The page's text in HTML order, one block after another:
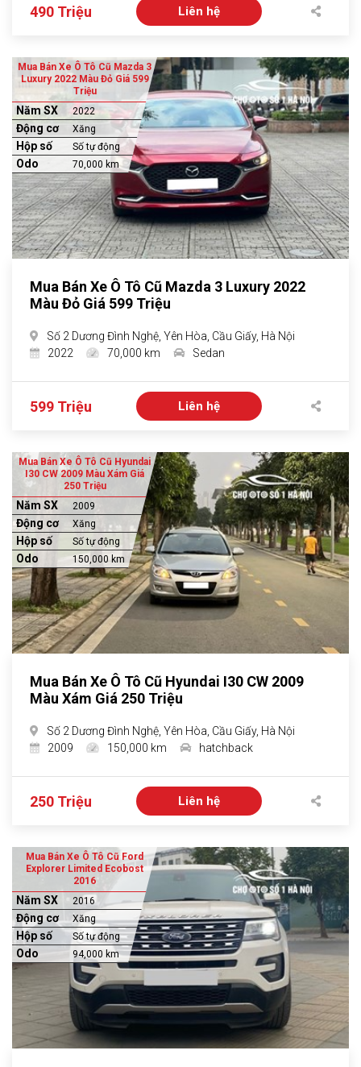
490 Triệu Liên hệ
Mua Bán Xe Ô Tô Cũ Mazda 3
Luxury 2022 Màu Đỏ Giá 599
Triệu
Năm SX 2022
Động cơ Xăng
Hộp số Số tự động
Odo 70,000 km
Mua Bán Xe Ô Tô Cũ Mazda 3 Luxury 2022
Màu Đỏ Giá 599 Triệu
Số 2 Dương Đình Nghệ, Yên Hòa, Cầu Giấy, Hà Nội
2022
70,000 km Sedan
599 Triệu Liên hệ
Mua Bán Xe Ô Tô Cũ Hyundai
I30 CW 2009 Màu Xám Giá
250 Triệu
Năm SX 2009
Động cơ Xăng
Hộp số Số tự động
Odo 150,000 km
Mua Bán Xe Ô Tô Cũ Hyundai I30 CW 2009
Màu Xám Giá 250 Triệu
Số 2 Dương Đình Nghệ, Yên Hòa, Cầu Giấy, Hà Nội
2009
150,000 km hatchback
250 Triệu Liên hệ
Mua Bán Xe Ô Tô Cũ Ford
Explorer Limited Ecobost
2016
Năm SX 2016
Động cơ Xăng
Hộp số Số tự động
Odo 94,000 km